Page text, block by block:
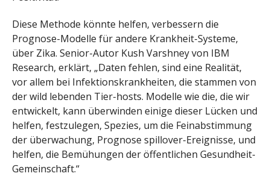
Diese Methode könnte helfen, verbessern die
Prognose-Modelle für andere Krankheit-Systeme,
über Zika. Senior-Autor Kush Varshney von IBM
Research, erklärt, „Daten fehlen, sind eine Realität,
vor allem bei Infektionskrankheiten, die stammen von
der wild lebenden Tier-hosts. Modelle wie die, die wir
entwickelt, kann überwinden einige dieser Lücken und
helfen, festzulegen, Spezies, um die Feinabstimmung
der überwachung, Prognose spillover-Ereignisse, und
helfen, die Bemühungen der öffentlichen Gesundheit-
Gemeinschaft.“